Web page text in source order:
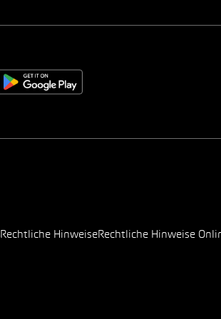
Rechtliche HinweiseRechtliche Hinweise